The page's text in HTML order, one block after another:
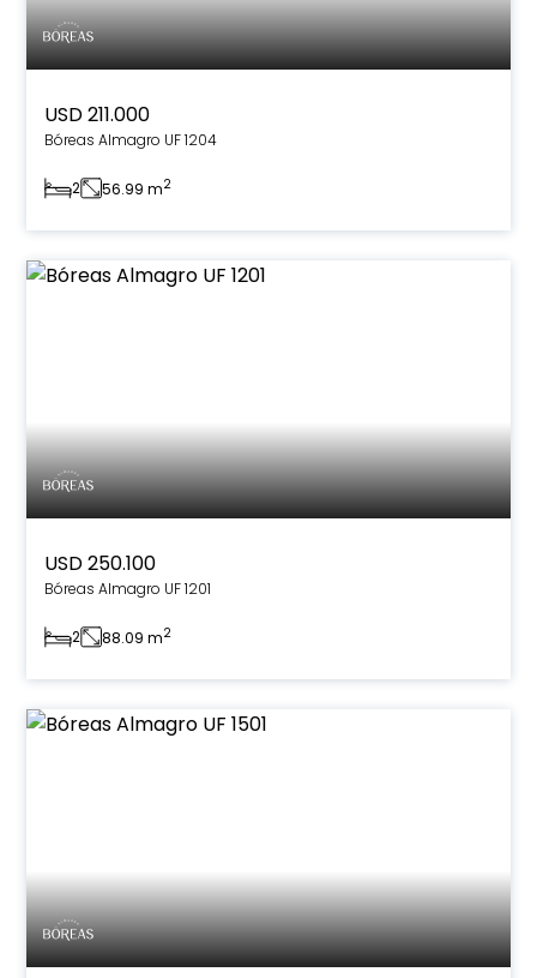
USD 211.000
Bóreas Almagro UF 1204
2 56.99 m2
USD 250.100
Bóreas Almagro UF 1201
2 88.09 m2